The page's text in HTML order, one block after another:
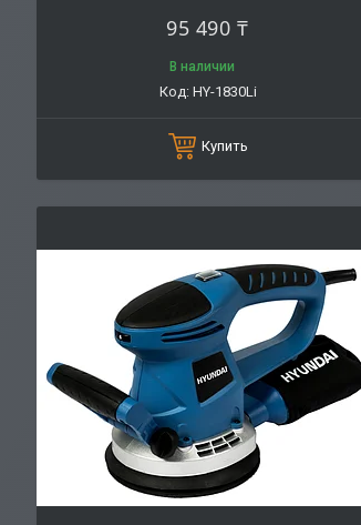
95 490 ₸
В наличии
HY-1830Li
Купить